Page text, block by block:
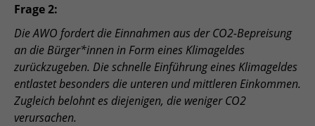
Frage 2:
Die AWO fordert die Einnahmen aus der CO2-Bepreisung
an die Bürger*innen in Form eines Klimageldes
zurückzugeben. Die schnelle Einführung eines Klimageldes
entlastet besonders die unteren und mittleren Einkommen.
Zugleich belohnt es diejenigen, die weniger CO2
verursachen.